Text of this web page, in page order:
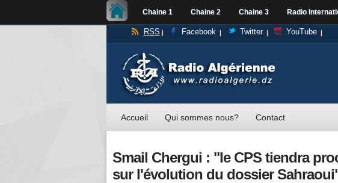
Chaine 1 Chaine 2 Chaine 3 Radio
RSS Facebook Twitter YouTube
Accueil Qui sommes nous? Contact
Smail Chergui : "le CPS tiendra
sur l'évolution du dossier